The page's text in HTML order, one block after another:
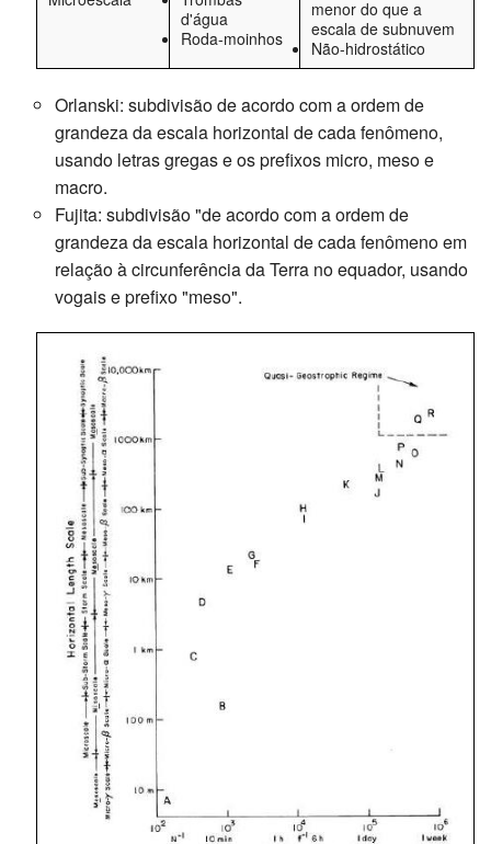
d'água
Roda-moinhos
menor do que a
escala de subnuvem
Não-hidrostático
Orlanski: subdivisão de acordo com a ordem de
grandeza da escala horizontal de cada fenômeno,
usando letras gregas e os prefixos micro, meso e
macro.
Fujita: subdivisão "de acordo com a ordem de
grandeza da escala horizontal de cada fenômeno em
relação à circunferência da Terra no equador, usando
vogais e prefixo "meso".